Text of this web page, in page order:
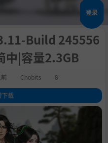
登录
Build 245556
中|容量2.3GB
Chobits 8
下载